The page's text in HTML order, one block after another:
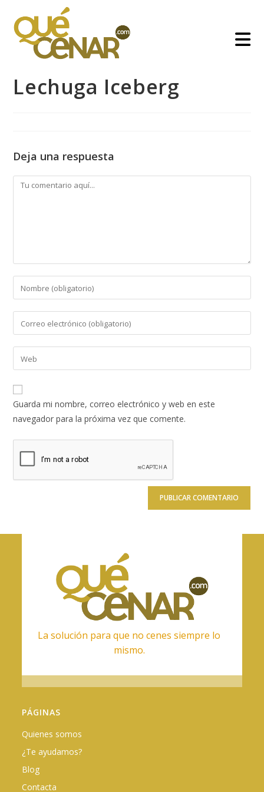
contenido
Lechuga Iceberg
Deja una respuesta
Comentario
Introduce
tu
nombre
de
usuario
para
comentar
tu
dirección
de
electrónico
para
comentar
Introduce
la
URL
de
(opcional)
Guarda mi nombre, correo electrónico y web en este
navegador para la próxima vez que comente.
La solución para que no cenes siempre lo
mismo.
PÁGINAS
Quienes somos
¿Te ayudamos?
Blog
Contacta